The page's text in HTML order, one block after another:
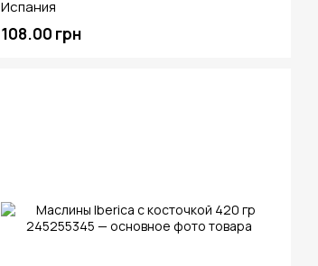
Испания
108.00 грн